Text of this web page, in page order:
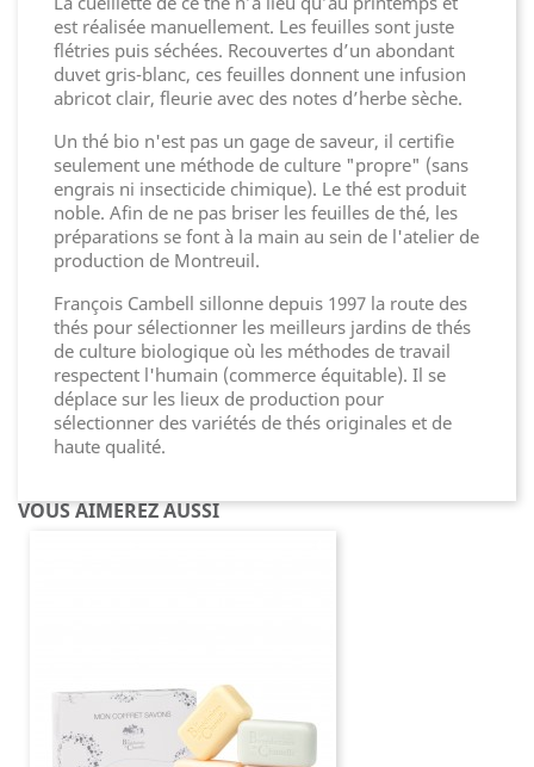
est réalisée manuellement. Les feuilles sont juste
flétries puis séchées. Recouvertes d’un abondant
duvet gris-blanc, ces feuilles donnent une infusion
abricot clair, fleurie avec des notes d’herbe sèche.
Un thé bio n'est pas un gage de saveur, il certifie
seulement une méthode de culture "propre" (sans
engrais ni insecticide chimique). Le thé est produit
noble. Afin de ne pas briser les feuilles de thé, les
préparations se font à la main au sein de l'atelier de
production de Montreuil.
François Cambell sillonne depuis 1997 la route des
thés pour sélectionner les meilleurs jardins de thés
de culture biologique où les méthodes de travail
respectent l'humain (commerce équitable). Il se
déplace sur les lieux de production pour
sélectionner des variétés de thés originales et de
haute qualité.
VOUS AIMEREZ AUSSI